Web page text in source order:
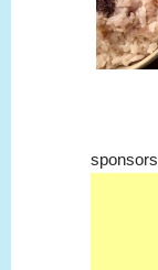
sponsors